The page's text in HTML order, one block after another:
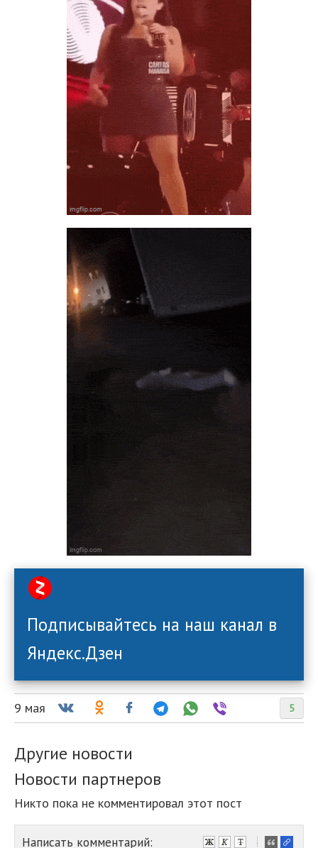
Подписывайтесь на наш канал в
Яндекс.Дзен
5
9 мая
Другие новости
Новости партнеров
Никто пока не комментировал этот пост
Написать комментарий:
-